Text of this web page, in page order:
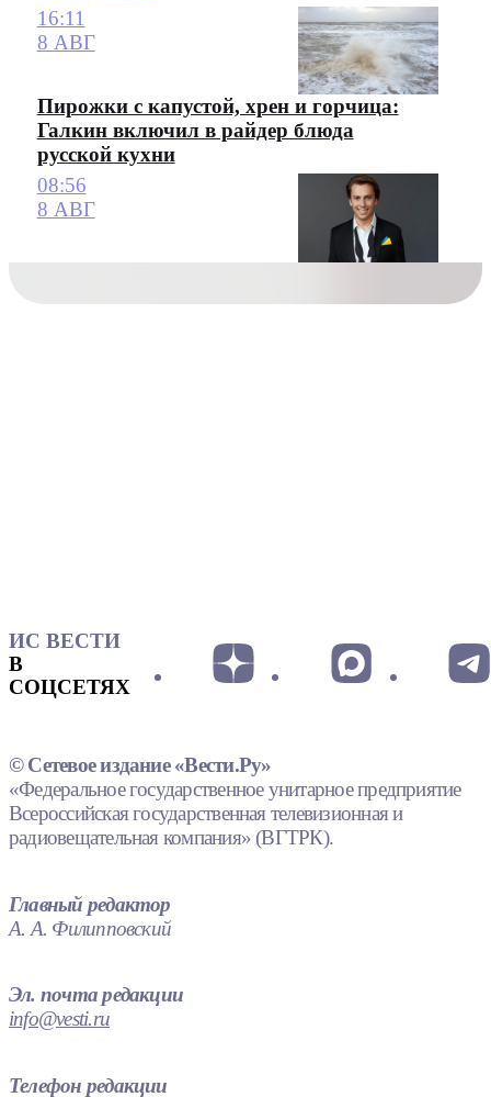
16:11
8 АВГ
Пирожки с капустой, хрен и горчица:
Галкин включил в райдер блюда
русской кухни
08:56
8 АВГ
ИС ВЕСТИ
В
СОЦСЕТЯХ
© Сетевое издание «Вести.Ру»
«Федеральное государственное унитарное предприятие
Всероссийская государственная телевизионная и
радиовещательная компания» (ВГТРК).
Главный редактор
А. А. Филипповский
Эл. почта редакции
info@vesti.ru
Телефон редакции